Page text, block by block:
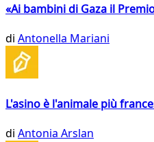
«Ai bambini di Gaza il
di Antonella Mariani
L'asino è l'animale più
di Antonia Arslan